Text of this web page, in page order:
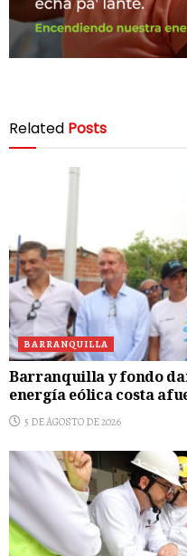
Related Posts
BARRANQUILLA
Barranquilla y fondo
energía eólica costa
5 DE AGOSTO DE 2026